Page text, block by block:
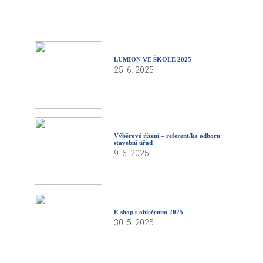
LUMION VE ŠKOLE 2025
25. 6. 2025
Výběrové řízení – referent/ka odboru
stavební úřad
9. 6. 2025
E-shop s oblečením 2025
30. 5. 2025